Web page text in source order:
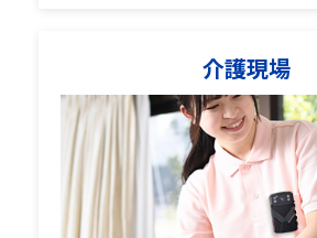
介護現場